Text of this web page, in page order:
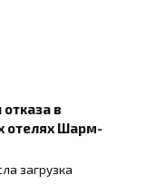
в
отелях Шарм-
загрузка